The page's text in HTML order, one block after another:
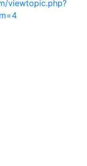
viewtopic.php?